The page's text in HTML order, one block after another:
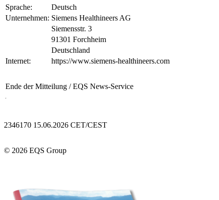
Sprache:
Deutsch
Unternehmen: Siemens Healthineers AG
Siemensstr. 3
91301 Forchheim
Deutschland
Internet:
https://www.siemens-healthineers.com
Ende der Mitteilung / EQS News-Service
2346170 15.06.2026 CET/CEST
© 2026 EQS Group